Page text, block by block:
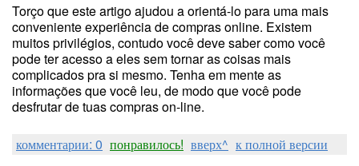
Torço que este artigo ajudou a orientá-lo para uma mais
conveniente experiência de compras online. Existem
muitos privilégios, contudo você deve saber como você
pode ter acesso a eles sem tornar as coisas mais
complicados pra si mesmo. Tenha em mente as
informações que você leu, de modo que você pode
desfrutar de tuas compras on-line.
комментарии: 0 понравилось! вверх^ к полной версии